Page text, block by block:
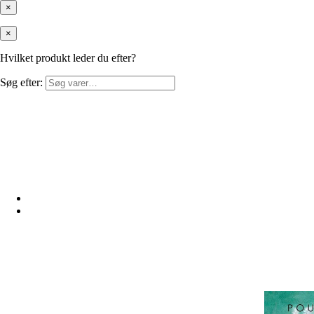
×
×
Hvilket produkt leder du efter?
Søg efter: